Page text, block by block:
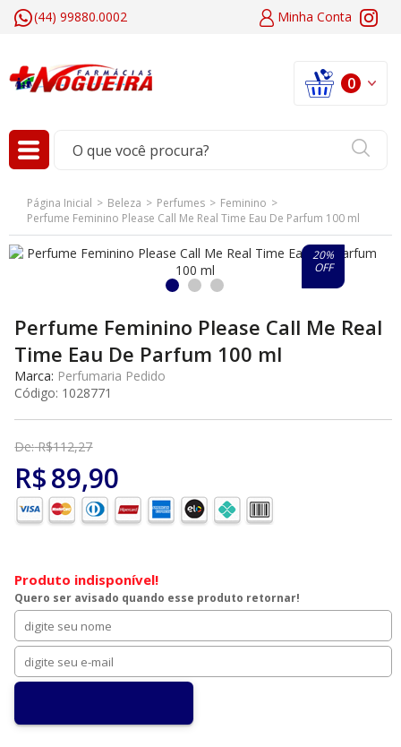
Minha Conta
(44) 99880.0002
0
Página Inicial Beleza Perfumes
Feminino
Perfume Feminino Please Call Me Real Time Eau De Parfum 100 ml
20%
OFF
Perfume Feminino Please Call Me Real
Time Eau De Parfum 100 ml
Marca: Perfumaria Pedido
Código: 1028771
De: R$112,27
R$89,90
Produto indisponível!
Quero ser avisado quando esse produto retornar!